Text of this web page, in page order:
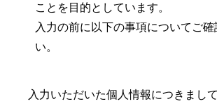
ことを目的としています。
入力の前に以下の事項についてご確
い。
入力いただいた個人情報につきまし